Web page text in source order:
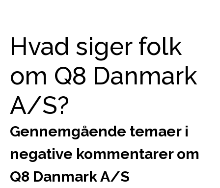
Hvad siger folk
om Q8 Danmark
A/S?
Gennemgående temaer i
negative kommentarer om
Q8 Danmark A/S